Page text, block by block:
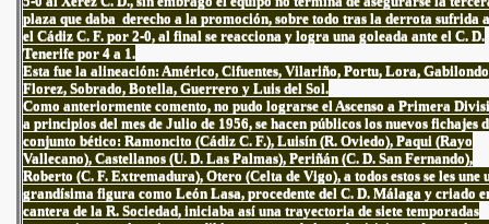
plaza que daba derecho a la promoción, sobre todo tras la derrota sufrida
el Cádiz C. F. por 2-0, al final se reacciona y logra una goleada ante el C. D.
Tenerife por 4 a 1.
Esta fue la alineación: Américo, Cifuentes, Vilariño, Portu, Lora,
Florez, Sobrado, Botella, Guerrero y Luis del Sol.
Como anteriormente comento, no pudo lograrse el Ascenso a Primera
a principios del mes de Julio de 1956, se hacen públicos los nuevos fichajes
conjunto bético: Ramoncito (Cádiz C. F.), Luisín (R. Oviedo), Paqui (Rayo
Vallecano), Castellanos (U. D. Las Palmas), Periñán (C. D. San Fernando),
Roberto (C. F. Extremadura), Otero (Celta de Vigo), a todos estos se les une
grandísima figura como León Lasa, procedente del C. D. Málaga y criado
cantera de la R. Sociedad, iniciaba así una trayectoria de siete temporadas